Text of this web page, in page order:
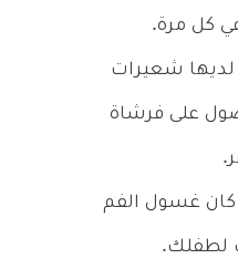
شعيرات
على فرشاة
كان غسول الفم
لطفلك.